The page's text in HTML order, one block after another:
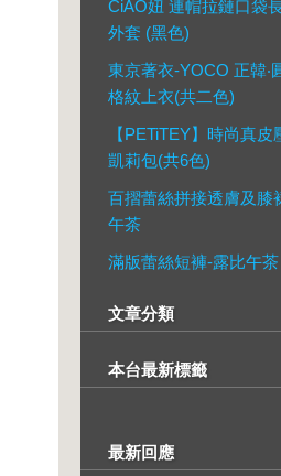
CiAO妞 連帽拉鏈口袋
外套 (黑色)
東京著衣-YOCO 正韓‧
格紋上衣(共二色)
【PETiTEY】時尚真皮
凱莉包(共6色)
百摺蕾絲拼接透膚及膝
午茶
滿版蕾絲短褲-露比午茶
文章分類
本台最新標籤
最新回應